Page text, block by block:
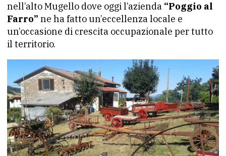
nell’alto Mugello dove oggi l’azienda “Poggio al
Farro” ne ha fatto un’eccellenza locale e
un’occasione di crescita occupazionale per tutto
il territorio.